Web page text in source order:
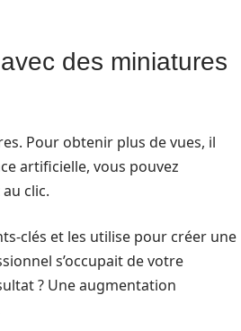
des miniatures
Pour obtenir plus de vues, il
artificielle, vous pouvez
clic.
clés et les utilise pour créer une
s’occupait de votre
? Une augmentation